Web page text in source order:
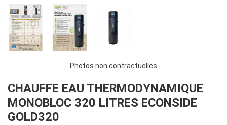
Photos non contractuelles
CHAUFFE EAU THERMODYNAMIQUE
MONOBLOC 320 LITRES ECONSIDE
GOLD320